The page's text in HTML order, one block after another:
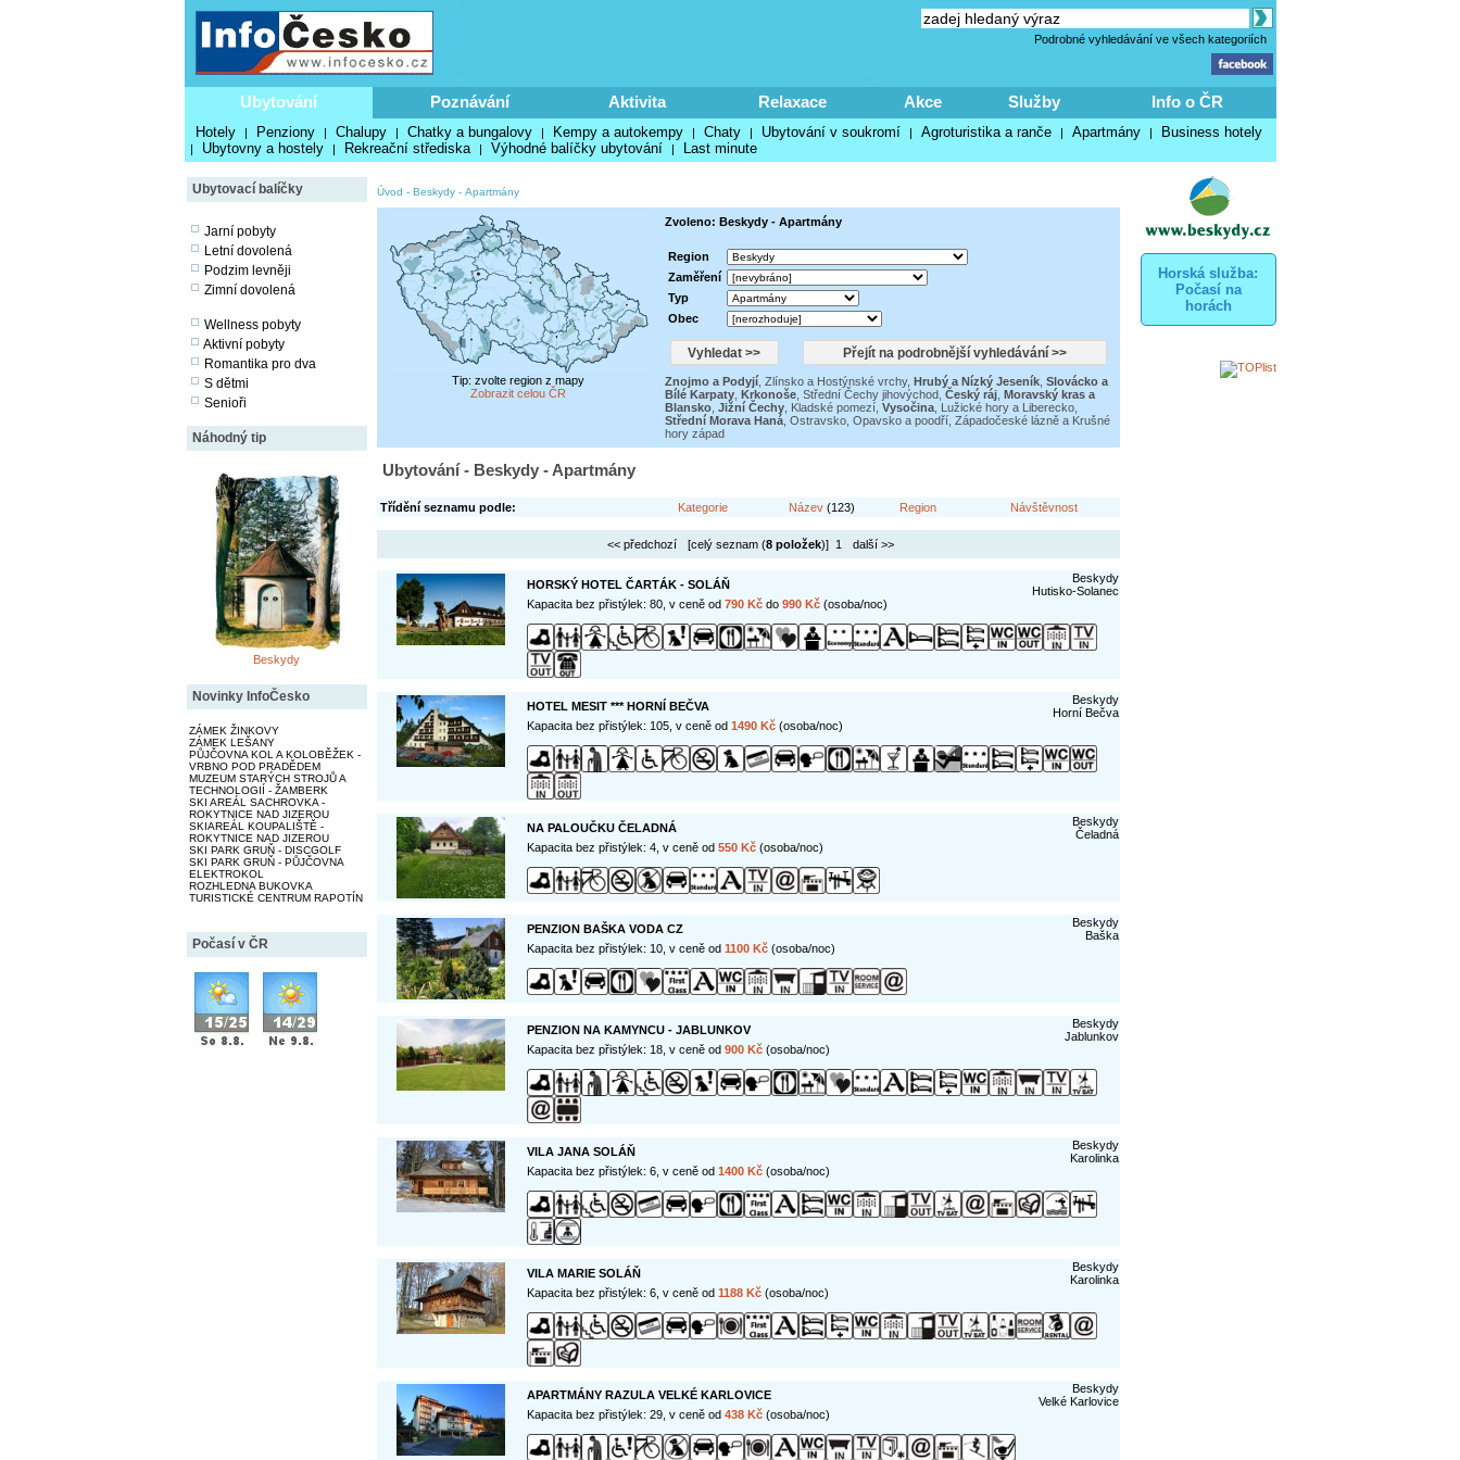
Podrobné vyhledávání ve všech kategoriích
Ubytování Poznávání Aktivita Relaxace Akce Služby Info o ČR
Hotely | Penziony | Chalupy | Chatky a bungalovy | Kempy a autokempy | Chaty | Ubytování v soukromí | Agroturistika a ranče | Apartmány | Business hotely
| Ubytovny a hostely | Rekreační střediska | Výhodné balíčky ubytování | Last minute
Ubytovací balíčky
Jarní pobyty
Letní dovolená
Podzim levněji
Zimní dovolená
Wellness pobyty
Aktivní pobyty
Romantika pro dva
S dětmi
Senioři
Náhodný tip
Beskydy
Novinky InfoČesko
ZÁMEK ŽINKOVY
ZÁMEK LEŠANY
PŮJČOVNA KOL A KOLOBĚŽEK -
VRBNO POD PRADĚDEM
MUZEUM STARÝCH STROJŮ A
TECHNOLOGIÍ - ŽAMBERK
SKI AREÁL SACHROVKA -
ROKYTNICE NAD JIZEROU
SKIAREÁL KOUPALIŠTĚ -
ROKYTNICE NAD JIZEROU
SKI PARK GRUŇ - DISCGOLF
SKI PARK GRUŇ - PŮJČOVNA
ELEKTROKOL
ROZHLEDNA BUKOVKA
TURISTICKÉ CENTRUM RAPOTÍN
Počasí v ČR
Horská služba:
Počasí na
horách
Úvod - Beskydy- Apartmány
Tip: zvolte region z mapy
Zobrazit celou ČR
Zvoleno: Beskydy - Apartmány
Region
Zaměření
Typ
Obec
Znojmo a Podyjí, Zlínsko a Hostýnské vrchy, Hrubý a Nízký Jeseník, Slovácko a
Bílé Karpaty, Krkonoše, Střední Čechy jihovýchod, Český ráj, Moravský kras a
Blansko, Jižní Čechy, Kladské pomezí, Vysočina, Lužické hory a Liberecko,
Střední Morava Haná, Ostravsko, Opavsko a poodří, Západočeské lázně a Krušné
hory západ
Ubytování - Beskydy - Apartmány
Třídění seznamu podle: Kategorie Název(123) Region Návštěvnost
<< předchozí [celý seznam (8 položek)] 1 další >>
HORSKÝ HOTEL ČARTÁK - SOLÁŇ
Beskydy
Hutisko-Solanec
Kapacita bez přistýlek: 80, v ceně od 790 Kčdo 990 Kč(osoba/noc)
HOTEL MESIT *** HORNÍ BEČVA
Beskydy
Horní Bečva
Kapacita bez přistýlek: 105, v ceně od 1490 Kč(osoba/noc)
NA PALOUČKU ČELADNÁ
Beskydy
Čeladná
Kapacita bez přistýlek: 4, v ceně od 550 Kč(osoba/noc)
PENZION BAŠKA VODA CZ
Beskydy
Baška
Kapacita bez přistýlek: 10, v ceně od 1100 Kč(osoba/noc)
PENZION NA KAMYNCU - JABLUNKOV
Beskydy
Jablunkov
Kapacita bez přistýlek: 18, v ceně od 900 Kč(osoba/noc)
VILA JANA SOLÁŇ
Beskydy
Karolinka
Kapacita bez přistýlek: 6, v ceně od 1400 Kč(osoba/noc)
VILA MARIE SOLÁŇ
Beskydy
Karolinka
Kapacita bez přistýlek: 6, v ceně od 1188 Kč(osoba/noc)
APARTMÁNY RAZULA VELKÉ KARLOVICE
Beskydy
Velké Karlovice
Kapacita bez přistýlek: 29, v ceně od 438 Kč(osoba/noc)